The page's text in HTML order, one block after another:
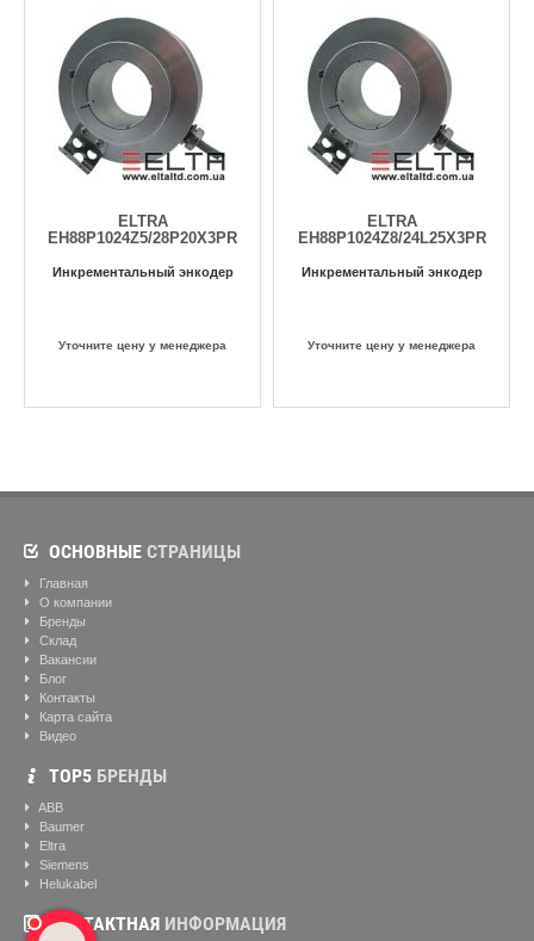
ELTRA
EH88P1024Z5/28P20X3PR
Инкрементальный энкодер
Уточните цену у менеджера
ELTRA
EH88P1024Z8/24L25X3PR
Инкрементальный энкодер
Уточните цену у менеджера
ОСНОВНЫЕ СТРАНИЦЫ
Главная
О компании
Бренды
Склад
Вакансии
Блог
Контакты
Карта сайта
Видео
ТОР5 БРЕНДЫ
ABB
Baumer
Eltra
Siemens
Helukabel
КОНТАКТНАЯ ИНФОРМАЦИЯ